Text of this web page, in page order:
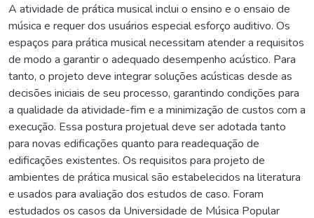
A atividade de prática musical inclui o ensino e o ensaio de
música e requer dos usuários especial esforço auditivo. Os
espaços para prática musical necessitam atender a requisitos
de modo a garantir o adequado desempenho acústico. Para
tanto, o projeto deve integrar soluções acústicas desde as
decisões iniciais de seu processo, garantindo condições para
a qualidade da atividade-fim e a minimização de custos com a
execução. Essa postura projetual deve ser adotada tanto
para novas edificações quanto para readequação de
edificações existentes. Os requisitos para projeto de
ambientes de prática musical são estabelecidos na literatura
e usados para avaliação dos estudos de caso. Foram
estudados os casos da Universidade de Música Popular